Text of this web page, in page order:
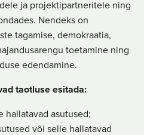
ja projektipartneritele ning
Nendeks on
tagamise, demokraatia,
toetamine ning
edendamine.
taotluse esitada:
hallatavad asutused;
või selle hallatavad